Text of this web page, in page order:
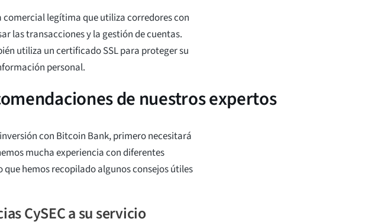
legítima que utiliza corredores con
las transacciones y la gestión de cuentas.
utiliza un certificado SSL para proteger su
personal.
de nuestros expertos
con Bitcoin Bank, primero necesitará
mucha experiencia con diferentes
hemos recopilado algunos consejos útiles
CySEC a su servicio